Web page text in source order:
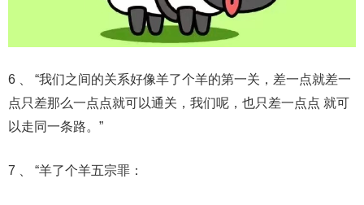
6 、 “我们之间的关系好像羊了个羊的第一关，差一点就差一
点只差那么一点点就可以通关，我们呢，也只差一点点 就可
以走同一条路。”
7 、 “羊了个羊五宗罪：